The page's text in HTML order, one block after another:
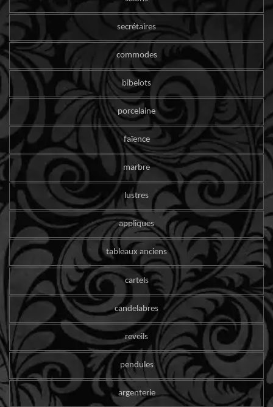
secrétaires
commodes
bibelots
porcelaine
faïence
marbre
lustres
appliques
tableaux anciens
cartels
candelabres
reveils
pendules
argenterie